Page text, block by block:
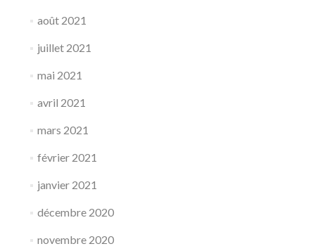
août 2021
juillet 2021
mai 2021
avril 2021
mars 2021
février 2021
janvier 2021
décembre 2020
novembre 2020